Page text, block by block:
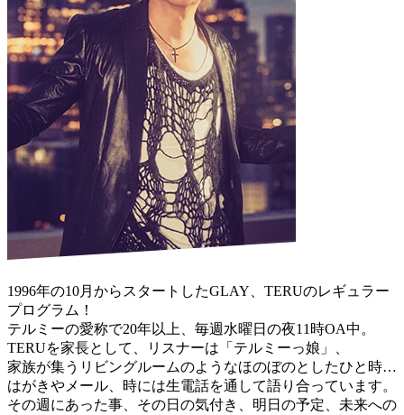
1996年の10月からスタートしたGLAY、TERUのレギュラー
プログラム！
テルミーの愛称で20年以上、毎週水曜日の夜11時OA中。
TERUを家長として、リスナーは「テルミーっ娘」、
家族が集うリビングルームのようなほのぼのとしたひと時…
はがきやメール、時には生電話を通して語り合っています。
その週にあった事、その日の気付き、明日の予定、未来への